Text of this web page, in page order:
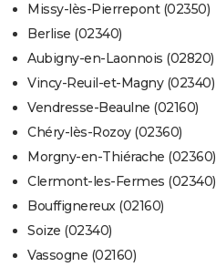
Missy-lès-Pierrepont (02350)
Berlise (02340)
Aubigny-en-Laonnois (02820)
Vincy-Reuil-et-Magny (02340)
Vendresse-Beaulne (02160)
Chéry-lès-Rozoy (02360)
Morgny-en-Thiérache (02360)
Clermont-les-Fermes (02340)
Bouffignereux (02160)
Soize (02340)
Vassogne (02160)